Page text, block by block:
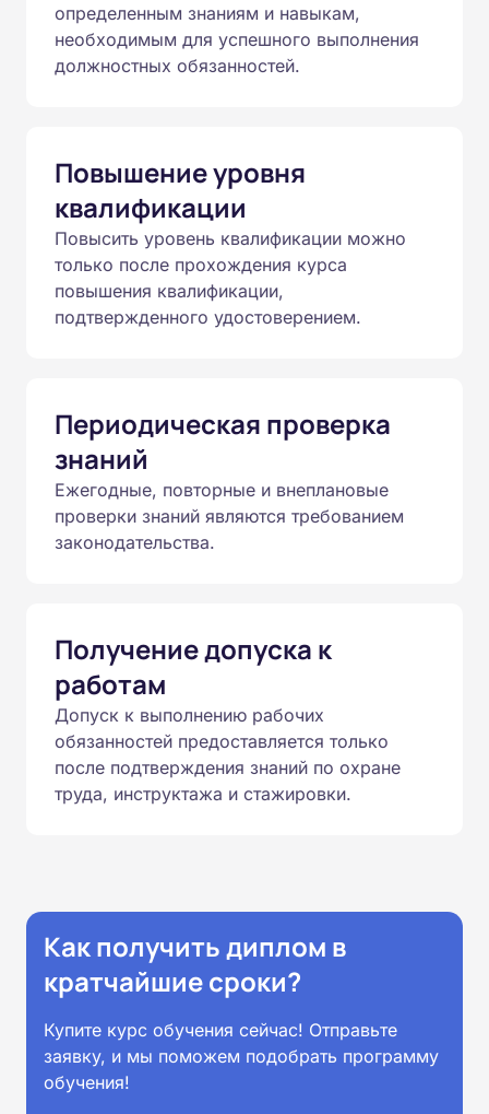
определенным знаниям и навыкам,
необходимым для успешного выполнения
должностных обязанностей.
Повышение уровня
квалификации
Повысить уровень квалификации можно
только после прохождения курса
повышения квалификации,
подтвержденного удостоверением.
Периодическая проверка
знаний
Ежегодные, повторные и внеплановые
проверки знаний являются требованием
законодательства.
Получение допуска к
работам
Допуск к выполнению рабочих
обязанностей предоставляется только
после подтверждения знаний по охране
труда, инструктажа и стажировки.
Как получить диплом в
кратчайшие сроки?
Купите курс обучения сейчас! Отправьте
заявку, и мы поможем подобрать программу
обучения!